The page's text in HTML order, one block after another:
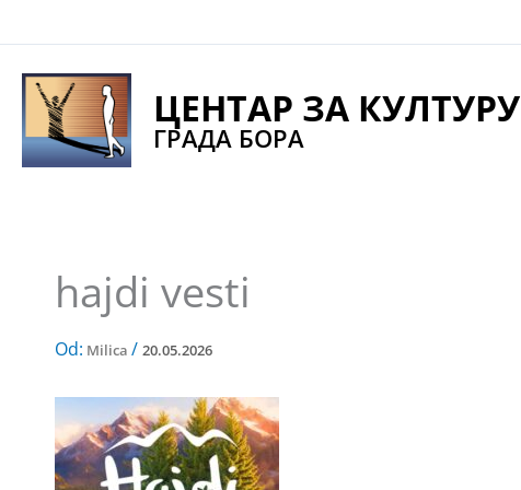
na
sadržaj
ЦЕНТАР ЗА КУЛТУРУ
ГРАДА БОРА
hajdi vesti
Od: Milica / 20.05.2026